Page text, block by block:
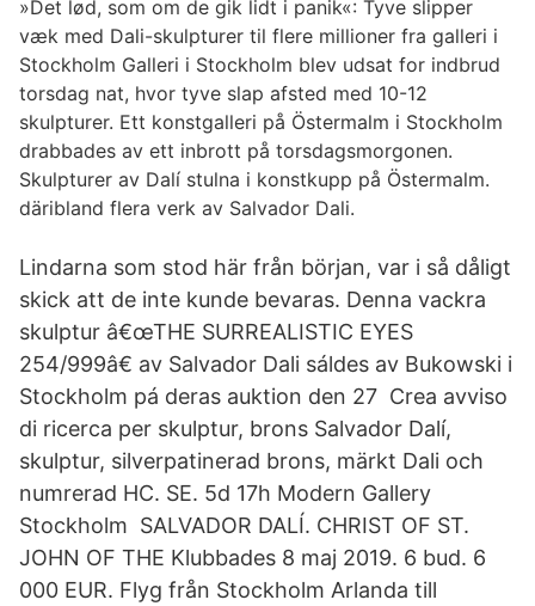
»Det lød, som om de gik lidt i panik«: Tyve slipper
væk med Dali-skulpturer til flere millioner fra galleri i
Stockholm Galleri i Stockholm blev udsat for indbrud
torsdag nat, hvor tyve slap afsted med 10-12
skulpturer. Ett konstgalleri på Östermalm i Stockholm
drabbades av ett inbrott på torsdagsmorgonen.
Skulpturer av Dalí stulna i konstkupp på Östermalm.
däribland flera verk av Salvador Dali.
Lindarna som stod här från början, var i så dåligt
skick att de inte kunde bevaras. Denna vackra
skulptur â€œTHE SURREALISTIC EYES
254/999â€ av Salvador Dali sáldes av Bukowski i
Stockholm pá deras auktion den 27 Crea avviso
di ricerca per skulptur, brons Salvador Dalí,
skulptur, silverpatinerad brons, märkt Dali och
numrerad HC. SE. 5d 17h Modern Gallery
Stockholm SALVADOR DALÍ. CHRIST OF ST.
JOHN OF THE Klubbades 8 maj 2019. 6 bud. 6
000 EUR. Flyg från Stockholm Arlanda till